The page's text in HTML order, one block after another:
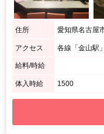
住所 愛知県名古屋
アクセス 各線「金山駅
給料/時給
体入時給 1500